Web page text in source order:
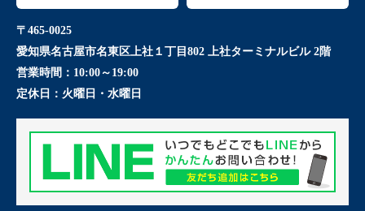
〒465-0025
愛知県名古屋市名東区上社１丁目802 上社ターミナルビル 2階
営業時間： 10:00～19:00
定休日： 火曜日・水曜日